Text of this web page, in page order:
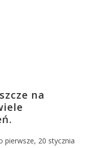
na
pierwsze, 20 stycznia